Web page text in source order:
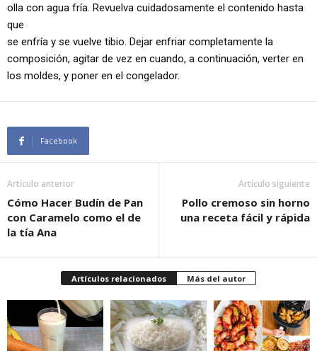
olla con agua fría. Revuelva cuidadosamente el contenido hasta
que
se enfría y se vuelve tibio. Dejar enfriar completamente la
composición, agitar de vez en cuando, a continuación, verter en
los moldes, y poner en el congelador.
Facebook
Artículo anterior
Cómo Hacer Budín de Pan
con Caramelo como el de
la tía Ana
Artículo siguiente
Pollo cremoso sin horno
una receta fácil y rápida
Artículos relacionados Más del autor